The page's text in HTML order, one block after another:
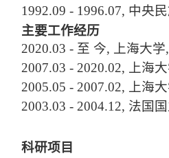
1992.09 - 1996.07, 中央
主要工作经历
2020.03 - 至 今, 上海大
2007.03 - 2020.02, 上海
2005.05 - 2007.02, 上海
2003.03 - 2004.12, 法国
科研项目